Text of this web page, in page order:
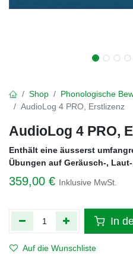
Shop
Phonologische
AudioLog 4 PRO, Erstlizenz
AudioLog 4 PRO,
Enthält eine äusserst
Übungen auf Geräusch-,
359,00 € Inklusive MwSt.
In
Auf die Wunschliste